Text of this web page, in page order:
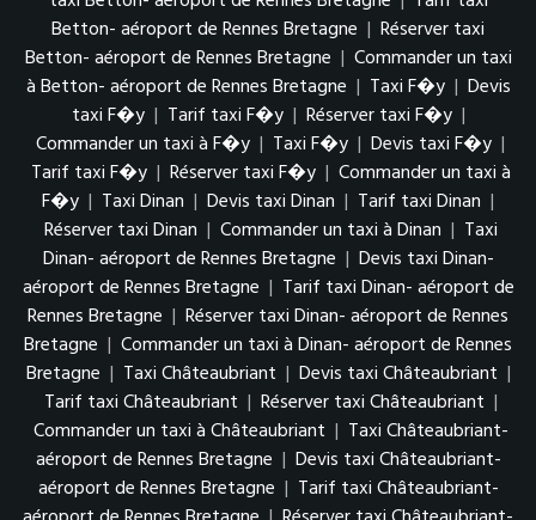
Betton- aéroport de Rennes Bretagne | Réserver taxi
Betton- aéroport de Rennes Bretagne | Commander un taxi
à Betton- aéroport de Rennes Bretagne | Taxi F�y | Devis
taxi F�y | Tarif taxi F�y | Réserver taxi F�y |
Commander un taxi à F�y | Taxi F�y | Devis taxi F�y |
Tarif taxi F�y | Réserver taxi F�y | Commander un taxi à
F�y | Taxi Dinan | Devis taxi Dinan | Tarif taxi Dinan |
Réserver taxi Dinan | Commander un taxi à Dinan | Taxi
Dinan- aéroport de Rennes Bretagne | Devis taxi Dinan-
aéroport de Rennes Bretagne | Tarif taxi Dinan- aéroport de
Rennes Bretagne | Réserver taxi Dinan- aéroport de Rennes
Bretagne | Commander un taxi à Dinan- aéroport de Rennes
Bretagne | Taxi Châteaubriant | Devis taxi Châteaubriant |
Tarif taxi Châteaubriant | Réserver taxi Châteaubriant |
Commander un taxi à Châteaubriant | Taxi Châteaubriant-
aéroport de Rennes Bretagne | Devis taxi Châteaubriant-
aéroport de Rennes Bretagne | Tarif taxi Châteaubriant-